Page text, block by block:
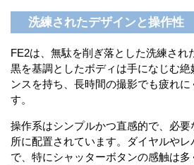
洗練されたデザインと操作性
FE2は、無駄を削ぎ落とした洗練され
黒を基調としたボディは手になじむ絶
ンスを持ち、長時間の撮影でも疲れに
す。
操作系はシンプルかつ直感的で、必
所に配置されています。ダイヤルや
で、特にシャッターボタンの感触は